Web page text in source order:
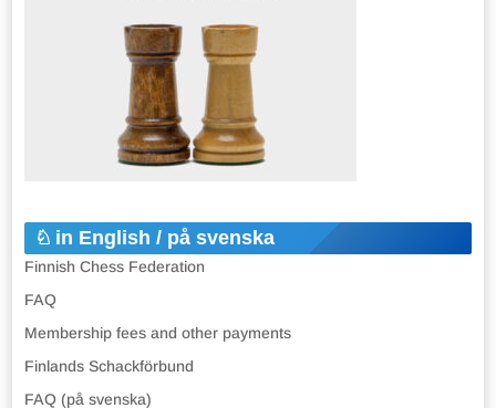
in English / på svenska
Finnish Chess Federation
FAQ
Membership fees and other payments
Finlands Schackförbund
FAQ (på svenska)